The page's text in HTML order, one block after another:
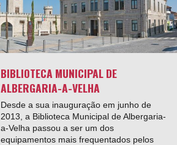
BIBLIOTECA MUNICIPAL DE
ALBERGARIA-A-VELHA
Desde a sua inauguração em junho de
2013, a Biblioteca Municipal de Albergaria-
a-Velha passou a ser um dos
equipamentos mais frequentados pelos